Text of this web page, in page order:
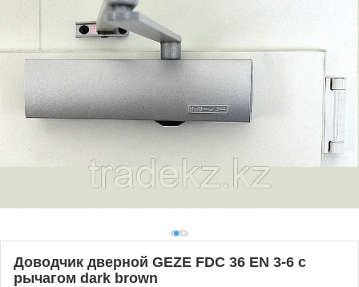
Доводчик дверной GEZE FDC 36 EN 3-6 c
рычагом dark brown